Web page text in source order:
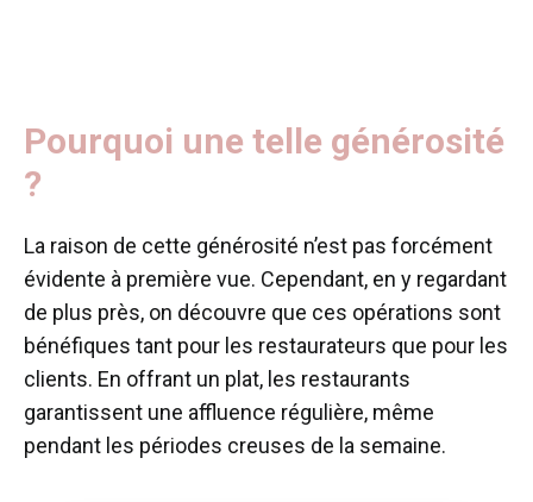
Pourquoi une telle générosité
?
La raison de cette générosité n’est pas forcément
évidente à première vue. Cependant, en y regardant
de plus près, on découvre que ces opérations sont
bénéfiques tant pour les restaurateurs que pour les
clients. En offrant un plat, les restaurants
garantissent une affluence régulière, même
pendant les périodes creuses de la semaine.